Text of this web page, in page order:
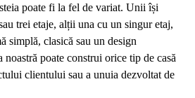
poate fi la fel de variat. Unii își
trei etaje, alții una cu un singur etaj,
simplă, clasică sau un design
poate construi orice tip de casă
clientului sau a unuia dezvoltat de